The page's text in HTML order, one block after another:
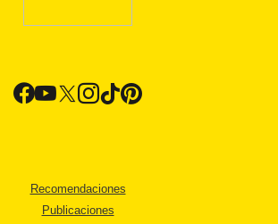
Recomendaciones
Publicaciones